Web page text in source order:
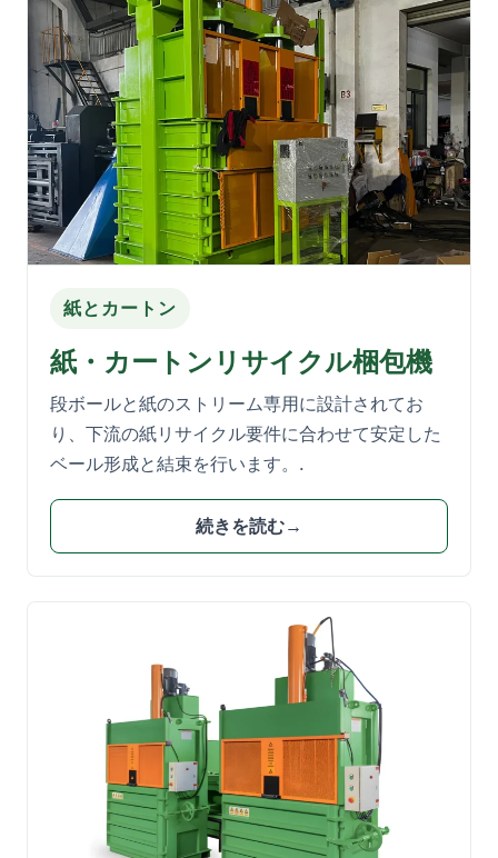
紙とカートン
紙・カートンリサイクル梱包機
段ボールと紙のストリーム専用に設計されてお
り、下流の紙リサイクル要件に合わせて安定した
ベール形成と結束を行います。.
続きを読む→